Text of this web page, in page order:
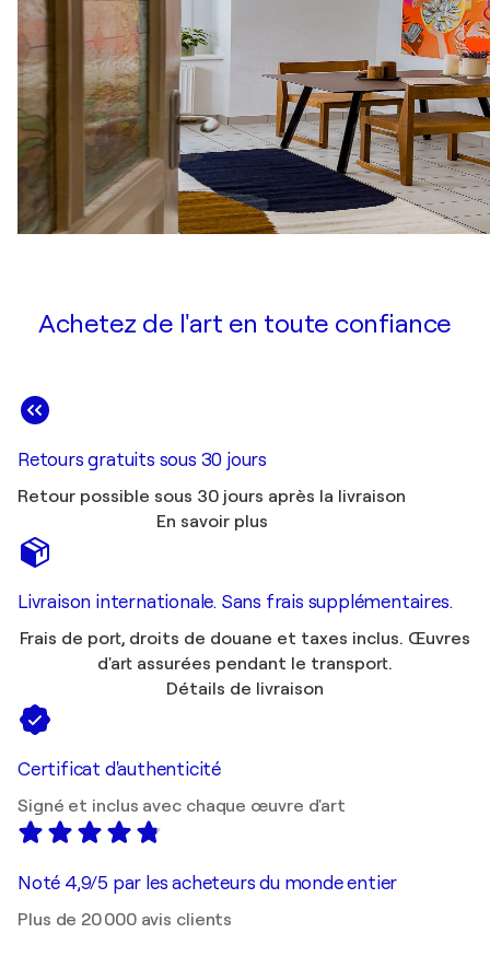
Achetez de l'art en toute confiance
Retours gratuits sous 30 jours
Retour possible sous 30 jours après la livraison
En savoir plus
Livraison internationale. Sans frais supplémentaires.
Frais de port, droits de douane et taxes inclus. Œuvres
d'art assurées pendant le transport.
Détails de livraison
Certificat d'authenticité
Signé et inclus avec chaque œuvre d'art
Noté 4,9/5 par les acheteurs du monde entier
Plus de 20 000 avis clients